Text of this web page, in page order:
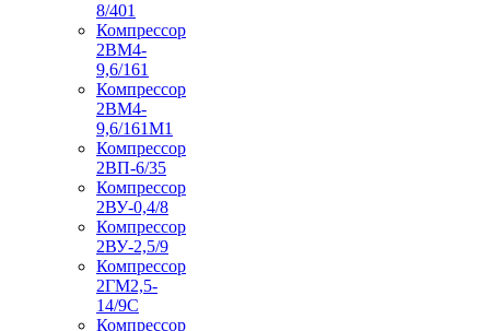
8/401
Компрессор
2ВМ4-
9,6/161
Компрессор
2ВМ4-
9,6/161М1
Компрессор
2ВП-6/35
Компрессор
2ВУ-0,4/8
Компрессор
2ВУ-2,5/9
Компрессор
2ГМ2,5-
14/9С
Компрессор